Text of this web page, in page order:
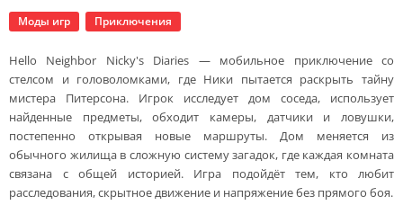
Моды игр Приключения
Hello Neighbor Nicky's Diaries — мобильное приключение со
стелсом и головоломками, где Ники пытается раскрыть тайну
мистера Питерсона. Игрок исследует дом соседа, использует
найденные предметы, обходит камеры, датчики и ловушки,
постепенно открывая новые маршруты. Дом меняется из
обычного жилища в сложную систему загадок, где каждая комната
связана с общей историей. Игра подойдёт тем, кто любит
расследования, скрытное движение и напряжение без прямого боя.